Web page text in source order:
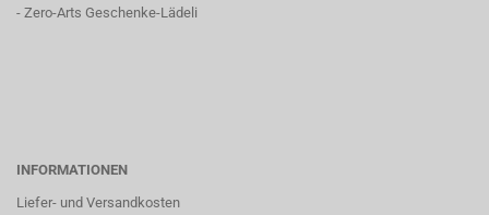
- Zero-Arts Geschenke-Lädeli
INFORMATIONEN
Liefer- und Versandkosten